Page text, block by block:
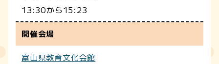
13:30から15:23
開催会場
富山県教育文化会館